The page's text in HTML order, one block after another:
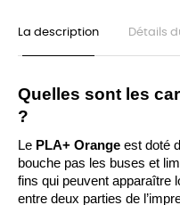
La description Détails
Quelles sont les
?
Le PLA+ Orange est doté
bouche pas les buses et
fins qui peuvent apparaître
entre deux parties de